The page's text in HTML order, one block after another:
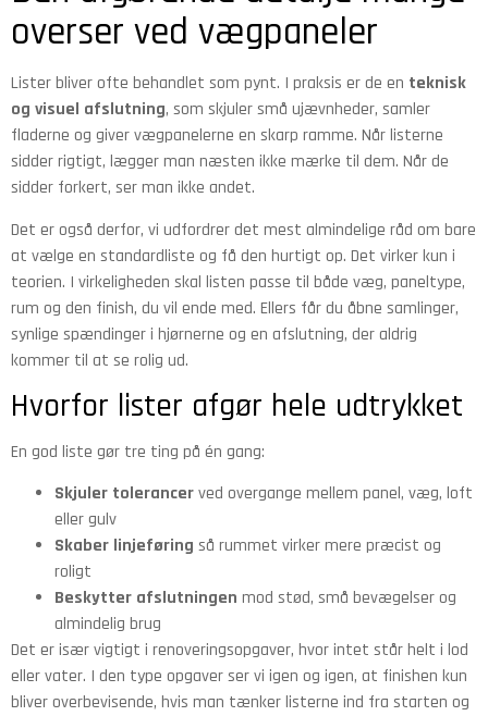
overser ved vægpaneler
Lister bliver ofte behandlet som pynt. I praksis er de en teknisk
og visuel afslutning, som skjuler små ujævnheder, samler
fladerne og giver vægpanelerne en skarp ramme. Når listerne
sidder rigtigt, lægger man næsten ikke mærke til dem. Når de
sidder forkert, ser man ikke andet.
Det er også derfor, vi udfordrer det mest almindelige råd om bare
at vælge en standardliste og få den hurtigt op. Det virker kun i
teorien. I virkeligheden skal listen passe til både væg, paneltype,
rum og den finish, du vil ende med. Ellers får du åbne samlinger,
synlige spændinger i hjørnerne og en afslutning, der aldrig
kommer til at se rolig ud.
Hvorfor lister afgør hele udtrykket
En god liste gør tre ting på én gang:
Skjuler tolerancerved overgange mellem panel, væg, loft
eller gulv
Skaber linjeføring så rummet virker mere præcist og
roligt
Beskytter afslutningen mod stød, små bevægelser og
almindelig brug
Det er især vigtigt i renoveringsopgaver, hvor intet står helt i lod
eller vater. I den type opgaver ser vi igen og igen, at finishen kun
bliver overbevisende, hvis man tænker listerne ind fra starten og